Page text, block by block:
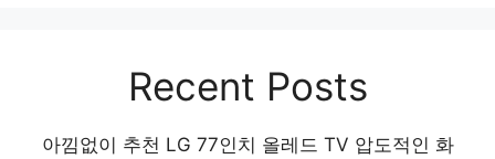
Recent Posts
아낌없이 추천 LG 77인치 올레드 TV 압도적인 화